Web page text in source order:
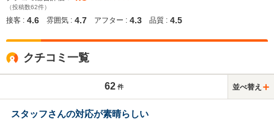
（投稿数62件）
接客 : 4.6 雰囲気 : 4.7 アフター : 4.3 品質 : 4.5
クチコミ一覧
62 件 並べ替え
スタッフさんの対応が素晴らしい